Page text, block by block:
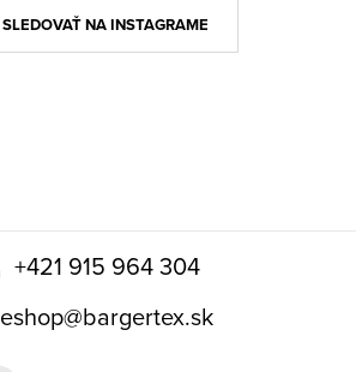
+421 915 964 304
eshop@bargertex.sk
SLEDOVAŤ NA INSTAGRAME